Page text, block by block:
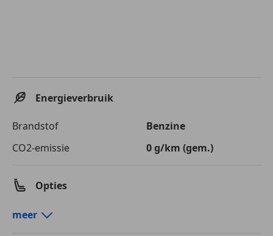
Energieverbruik
Brandstof
Benzine
CO2-emissie
0 g/km (gem.)
Opties
Comfort en gemak
meer